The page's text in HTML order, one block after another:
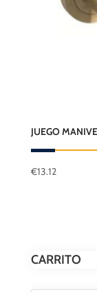
JUEGO
€13.12
CARRITO